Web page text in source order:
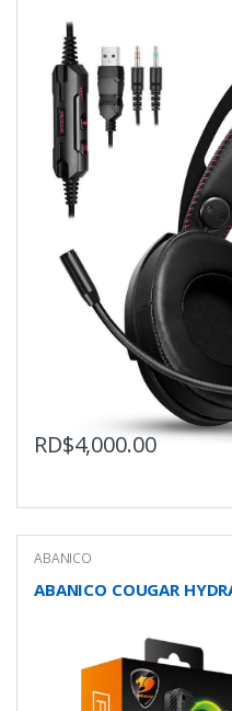
RD$4,000.00
ABANICO
ABANICO COUGAR